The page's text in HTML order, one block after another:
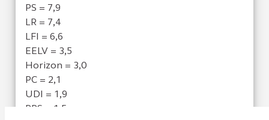
PS = 7,9
LR = 7,4
LFI = 6,6
EELV = 3,5
Horizon = 3,0
PC = 2,1
UDI = 1,9
RPS = 1,5